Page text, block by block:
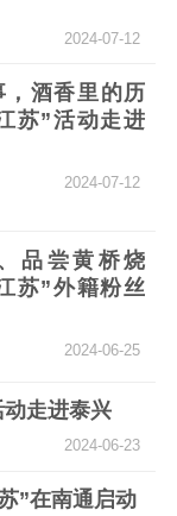
出版监管
场
审
2024-07-12
酒香里的历
苏”活动走进
2024-07-12
品尝黄桥烧
苏”外籍粉丝
2024-06-25
动走进泰兴
2024-06-23
”在南通启动